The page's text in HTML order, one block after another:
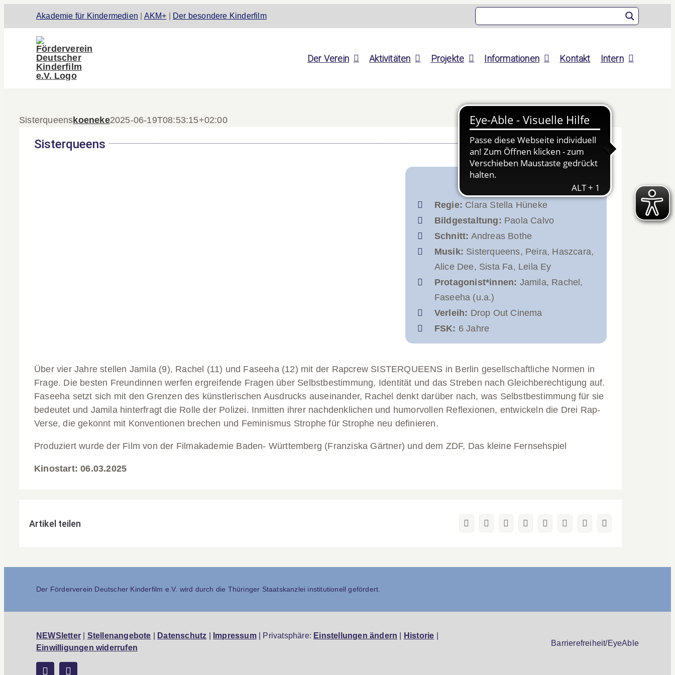
springen
Akademie für Kindermedien AKM+ Der besondere Kinderfilm
Der Verein Aktivitäten Projekte Informationen Kontakt Intern
Sisterqueenskoeneke2025-06-19T08:53:15+02:00
Sisterqueens
Regie: Clara Stella Hüneke
Bildgestaltung: Paola Calvo
Schnitt: Andreas Bothe
Musik: Sisterqueens, Peira, Haszcara,
Alice Dee, Sista Fa, Leila Ey
Protagonist*innen: Jamila, Rachel,
Faseeha (u.a.)
Verleih: Drop Out Cinema
FSK: 6 Jahre
Über vier Jahre stellen Jamila (9), Rachel (11) und Faseeha (12) mit der Rapcrew SISTERQUEENS in Berlin gesellschaftliche Normen in
Frage. Die besten Freundinnen werfen ergreifende Fragen über Selbstbestimmung, Identität und das Streben nach Gleichberechtigung auf.
Faseeha setzt sich mit den Grenzen des künstlerischen Ausdrucks auseinander, Rachel denkt darüber nach, was Selbstbestimmung für sie
bedeutet und Jamila hinterfragt die Rolle der Polizei. Inmitten ihrer nachdenklichen und humorvollen Reflexionen, entwickeln die Drei Rap-
Verse, die gekonnt mit Konventionen brechen und Feminismus Strophe für Strophe neu definieren.
Produziert wurde der Film von der Filmakademie Baden- Württemberg (Franziska Gärtner) und dem ZDF, Das kleine Fernsehspiel
Kinostart: 06.03.2025
Artikel teilen Facebook
X RedditLinkedInWhatsApp
Pinterest
Vk
E-
Der Förderverein Deutscher Kinderfilm e.V. wird durch die Thüringer Staatskanzlei institutionell gefördert.
NEWSletter| Stellenangebote Datenschutz Impressum| Privatsphäre: Einstellungen ändern Historie
Einwilligungen widerrufen
Barrierefreiheit/EyeAble